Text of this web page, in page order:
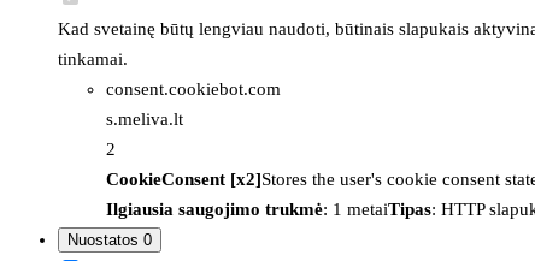
Kad svetainę būtų lengviau naudoti, būtinais slapukais
tinkamai.
consent.cookiebot.com
s.meliva.lt
2
CookieConsent [x2]Stores the user's cookie consent
Ilgiausia saugojimo trukmė: 1 metaiTipas: HTTP
Nuostatos 0